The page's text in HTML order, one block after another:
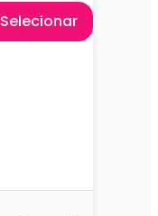
Selecionar